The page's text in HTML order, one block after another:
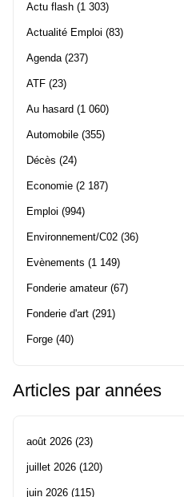
Actu flash (1 303)
Actualité Emploi (83)
Agenda(237)
ATF (23)
Au hasard (1 060)
Automobile (355)
Décès (24)
Economie (2 187)
Emploi (994)
Environnement/C02 (36)
Evènements (1 149)
Fonderie amateur(67)
Fonderie d'art (291)
Forge (40)
Articles par années
août 2026 (23)
juillet 2026 (120)
juin 2026 (115)